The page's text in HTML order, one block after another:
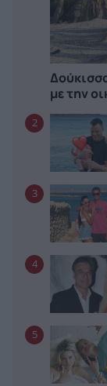
με την
2
3
4
5